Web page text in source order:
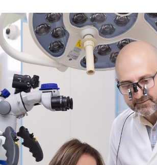
пломба должна идеально прилегать к тканям
зуба, герметично закрывая полость от
бактерий. Это возможно благодаря адгезии –
прочному сцеплению пломбировочного
материала с поверхностью зуба. Как
объяснил профессор Давидян, если во время
установки пломбы стоматолог в чем-то
нарушил технологию – например, не смог
обеспечить полную изоляцию обработанной
поверхности от слюны – это может привести
к серьезным проблемам. С течением времени
адгезия нарушается, и пломба, или
реставрация, просто выпадает. Это не только
неприятно, но и открывает путь для новых
стоматологических проблем и